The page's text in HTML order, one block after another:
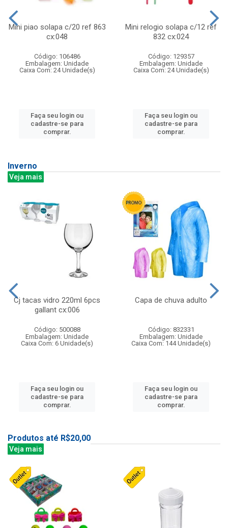
Mini piao solapa c/20 ref 863
cx:048
Código: 106486
Embalagem: Unidade
Caixa Com: 24 Unidade(s)
Faça seu login ou
cadastre-se para
comprar.
Mini relogio solapa c/12 ref
832 cx:024
Código: 129357
Embalagem: Unidade
Caixa Com: 24 Unidade(s)
Faça seu login ou
cadastre-se para
comprar.
Inverno
Veja mais
Cj tacas vidro 220ml 6pcs
gallant cx:006
Código: 500088
Embalagem: Unidade
Caixa Com: 6 Unidade(s)
Faça seu login ou
cadastre-se para
comprar.
Capa de chuva adulto
Código: 832331
Embalagem: Unidade
Caixa Com: 144 Unidade(s)
Faça seu login ou
cadastre-se para
comprar.
Produtos até R$20,00
Veja mais